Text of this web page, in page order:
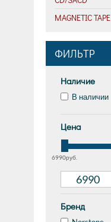
MAGNETIC TAPE
ФИЛЬТР
Наличие
В наличии
Цена
6990руб.
Бренд